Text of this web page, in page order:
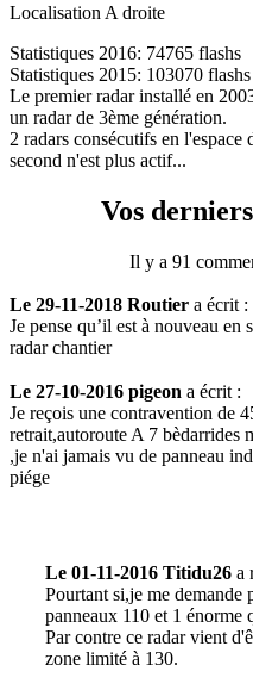
Localisation A droite
Statistiques 2016: 74765 flashs
Statistiques 2015: 103070
Le premier radar installé en
un radar de 3ème génération.
2 radars consécutifs en
second n'est plus actif...
Vos
Il y a 91
Le 29-11-2018 Routier a écrit :
Je pense qu’il est à nouveau en
radar chantier
Le 27-10-2016 pigeon a écrit :
Je reçois une contravention de
retrait,autoroute A 7 bèdarrides
,je n'ai jamais vu de panneau
piége
Le 01-11-2016 Titidu26 a
Pourtant si,je me
panneaux 110 et 1 énorme
Par contre ce radar vient
zone limité à 130.